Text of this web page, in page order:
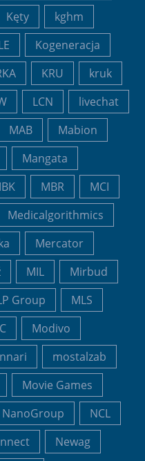
Kęty
kghm
Kogeneracja
KRU
kruk
LCN
livechat
MAB
Mabion
Mangata
MBR
MCI
Medicalgorithmics
Mercator
MIL
Mirbud
Group
MLS
Modivo
mostalzab
Movie Games
NanoGroup
NCL
Newag